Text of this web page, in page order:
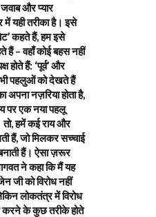
और प्यार
में यही तरीका है। इसे
कहते हैं, हम इसे
हैं – वहाँ कोई बहस नहीं
होते हैं: ‘पूर्व’ और
पहलुओं को देखते हैं
अपना नज़रिया होता है,
पर एक नया पहलू
हमें कई राय और
हैं, जो मिलकर सच्चाई
हैं। ऐसा ज़रूर
ने कहा कि मैं यह
जी को विरोध नहीं
लोकतंत्र में विरोध
के कुछ तरीके होते